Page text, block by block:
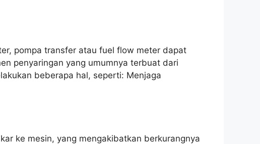
pompa transfer atau fuel flow meter dapat
penyaringan yang umumnya terbuat dari
beberapa hal, seperti: Menjaga
ke mesin, yang mengakibatkan berkurangnya